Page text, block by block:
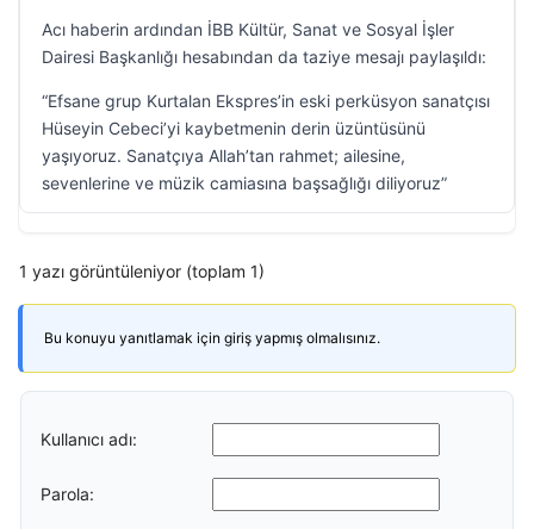
Acı haberin ardından İBB Kültür, Sanat ve Sosyal İşler
Dairesi Başkanlığı hesabından da taziye mesajı paylaşıldı:
“Efsane grup Kurtalan Ekspres’in eski perküsyon sanatçısı
Hüseyin Cebeci’yi kaybetmenin derin üzüntüsünü
yaşıyoruz. Sanatçıya Allah’tan rahmet; ailesine,
sevenlerine ve müzik camiasına başsağlığı diliyoruz”
1 yazı görüntüleniyor (toplam 1)
Bu konuyu yanıtlamak için giriş yapmış olmalısınız.
Kullanıcı adı:
Parola: